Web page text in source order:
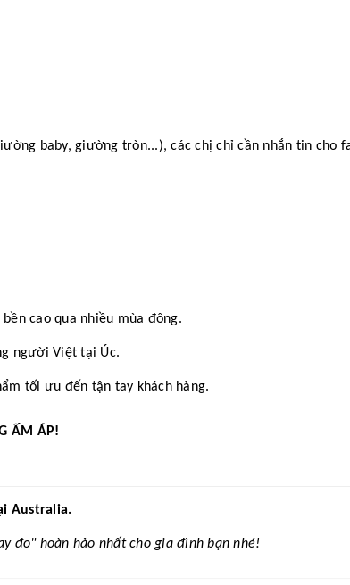
baby, giường tròn...), các chị chỉ cần nhắn tin cho
cao qua nhiều mùa đông.
người Việt tại Úc.
tối ưu đến tận tay khách hàng.
ẤM ÁP!
Australia.
đo" hoàn hảo nhất cho gia đình bạn nhé!